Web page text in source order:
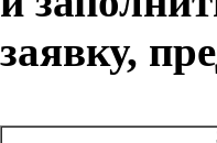
заявку,